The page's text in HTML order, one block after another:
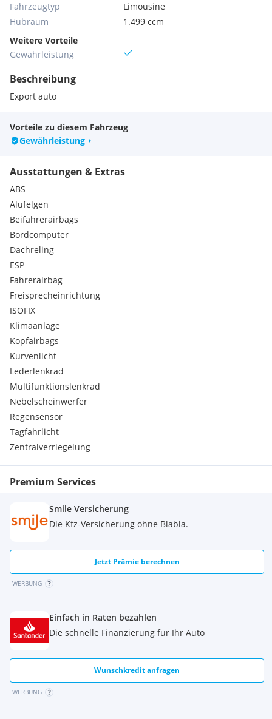
Fahrzeugtyp
Limousine
Hubraum
1.499 ccm
Weitere Vorteile
Gewährleistung
Beschreibung
Export auto
Vorteile zu diesem Fahrzeug
Gewährleistung
Ausstattungen & Extras
ABS
Alufelgen
Beifahrerairbags
Bordcomputer
Dachreling
ESP
Fahrerairbag
Freisprecheinrichtung
ISOFIX
Klimaanlage
Kopfairbags
Kurvenlicht
Lederlenkrad
Multifunktionslenkrad
Nebelscheinwerfer
Regensensor
Tagfahrlicht
Zentralverriegelung
Premium Services
Smile Versicherung
Die Kfz-Versicherung ohne Blabla.
Jetzt Prämie berechnen
WERBUNG
Einfach in Raten bezahlen
Die schnelle Finanzierung für Ihr Auto
Wunschkredit anfragen
WERBUNG